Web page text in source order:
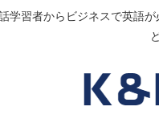
学習者からビジネスで英語